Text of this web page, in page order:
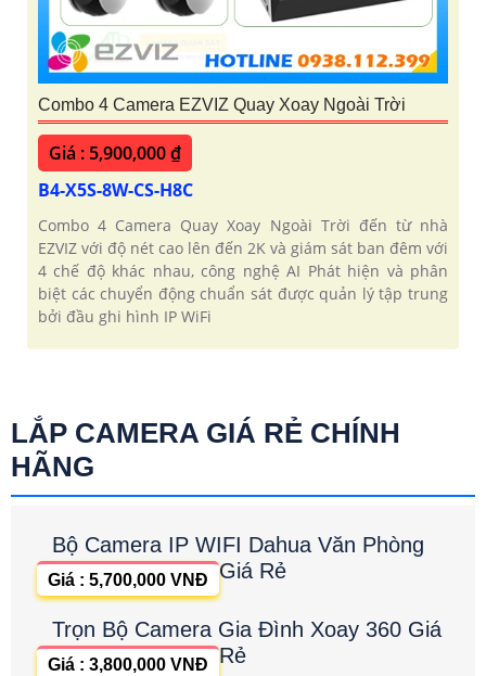
Combo 4 Camera EZVIZ Quay Xoay Ngoài Trời
Giá : 5,900,000 ₫
B4-X5S-8W-CS-H8C
Combo 4 Camera Quay Xoay Ngoài Trời đến từ nhà
EZVIZ với độ nét cao lên đến 2K và giám sát ban đêm với
4 chế độ khác nhau, công nghệ AI Phát hiện và phân
biệt các chuyển động chuẩn sát được quản lý tập trung
bởi đầu ghi hình IP WiFi
LẮP CAMERA GIÁ RẺ CHÍNH
HÃNG
Bộ Camera IP WIFI Dahua Văn Phòng
Giá Rẻ
Giá : 5,700,000 VNĐ
Trọn Bộ Camera Gia Đình Xoay 360 Giá
Rẻ
Giá : 3,800,000 VNĐ